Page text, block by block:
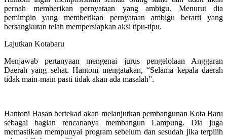
pernah memberikan pernyataan yang ambigu. Menurut dia
pemimpin yang memberikan pernyataan ambigu berarti yang
bersangkutan telah mempersiapkan aksi tipu-tipu.
Lajutkan Kotabaru
Menjawab pertanyaan mengenai jurus pengelolaan Anggaran
Daerah yang sehat. Hantoni mengatakan, “Selama kepala daerah
tidak main-main pasti tidak akan ada masalah”.
Hantoni Hasan bertekad akan melanjutkan pembangunan Kota Baru
sebagai bagian rencananya membangun Lampung. Dia juga
memastikan mempunyai program sebelum dan sesudah jika terpilih